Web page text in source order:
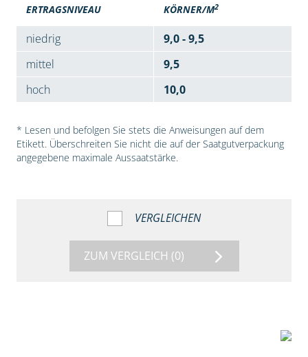
ERTRAGSNIVEAU KÖRNER/M2
niedrig
9,0 - 9,5
mittel
9,5
hoch
10,0
* Lesen und befolgen Sie stets die Anweisungen auf dem
Etikett. Überschreiten Sie nicht die auf der Saatgutverpackung
angegebene maximale Aussaatstärke.
VERGLEICHEN
ZUM VERGLEICH (0)